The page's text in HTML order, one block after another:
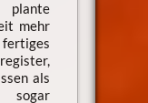
mehr
fertiges
als
sogar